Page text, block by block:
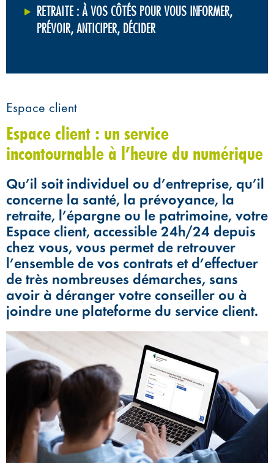
RETRAITE : À VOS CÔTÉS POUR VOUS INFORMER,
PRÉVOIR, ANTICIPER, DÉCIDER
Espace client
Espace client : un service
incontournable à l’heure du numérique
Qu’il soit individuel ou d’entreprise, qu’il
concerne la santé, la prévoyance, la
retraite, l’épargne ou le patrimoine, votre
Espace client, accessible 24h/24 depuis
chez vous, vous permet de retrouver
l’ensemble de vos contrats et d’effectuer
de très nombreuses démarches, sans
avoir à déranger votre conseiller ou à
joindre une plateforme du service client.